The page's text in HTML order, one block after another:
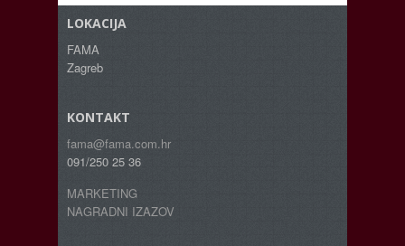
LOKACIJA
FAMA
Zagreb
KONTAKT
fama@fama.com.hr
091/250 25 36
MARKETING
NAGRADNI IZAZOV